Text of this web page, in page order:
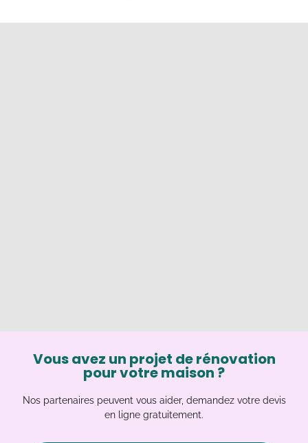
Vous avez un projet de rénovation
pour votre maison ?
Nos partenaires peuvent vous aider, demandez votre devis
en ligne gratuitement.